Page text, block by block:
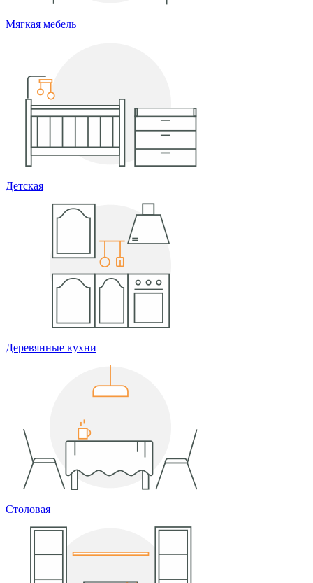
Мягкая мебель
Детская
Деревянные кухни
Столовая